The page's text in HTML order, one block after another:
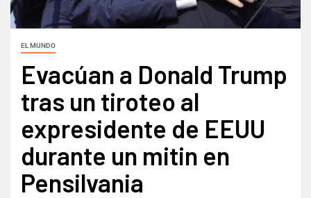
EL MUNDO
Evacúan a Donald Trump
tras un tiroteo al
expresidente de EEUU
durante un mitin en
Pensilvania